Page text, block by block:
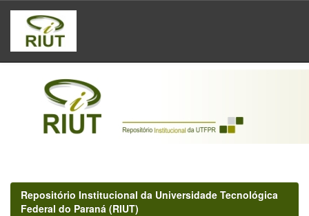
Skip
navigation
Repositório Institucional da Universidade Tecnológica
Federal do Paraná (RIUT)